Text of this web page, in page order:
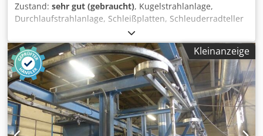
Zustand: sehr gut (gebraucht), Kugelstrahlanlage,
Durchlaufstrahlanlage, Schleißplatten, Schleuderradteller
-Ersatz- und Verschleißteile: für Kugelstrahlanlage
Durchlaufstrahlanlage -Prallplatten: 02122 V105 7 Stück
Abmessung 390/125/H145 mm / 11,7 kg/St. -Prallplatten:
C1315 N517 2 Stück Abmessung 480/140/H175 mm / 15
kg/St. -Schleuderradteller: 02122 V105 16 Stück
Abmessung 350 x 80 mm / 112,5 kg/ges. Dcjdpswaiv Ujfx
Aivek -Beschleunigergetriebe: 4 St. Ø 250 x 320 mm / 27
kg/St. -Förderwellen: 3 Stück Ø 80 x 1640 mm / 40 kg/St. -
Abgabe/Preis: komplett -Gewicht ges.: 452,4 kg
Kleinanzeige